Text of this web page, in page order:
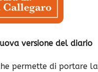
versione del diario
permette di portare la